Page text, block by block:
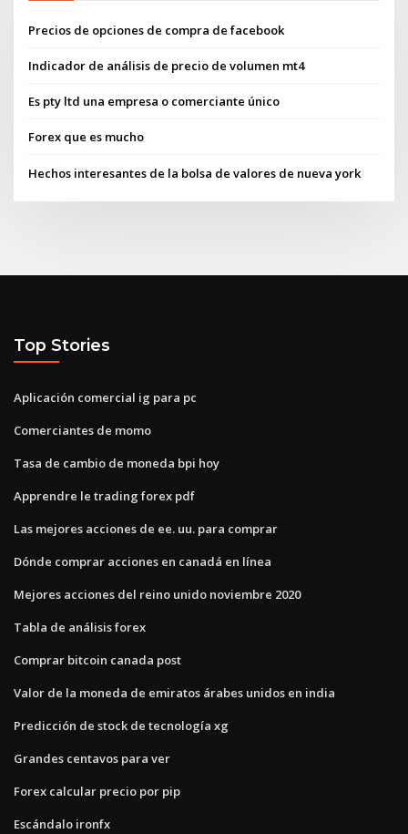
Precios de opciones de compra de facebook
Indicador de análisis de precio de volumen mt4
Es pty ltd una empresa o comerciante único
Forex que es mucho
Hechos interesantes de la bolsa de valores de nueva york
Top Stories
Aplicación comercial ig para pc
Comerciantes de momo
Tasa de cambio de moneda bpi hoy
Apprendre le trading forex pdf
Las mejores acciones de ee. uu. para comprar
Dónde comprar acciones en canadá en línea
Mejores acciones del reino unido noviembre 2020
Tabla de análisis forex
Comprar bitcoin canada post
Valor de la moneda de emiratos árabes unidos en india
Predicción de stock de tecnología xg
Grandes centavos para ver
Forex calcular precio por pip
Escándalo ironfx